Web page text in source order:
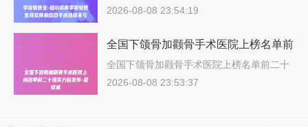
李…
2026-08-08 23:54:19
全国下颌骨加颧骨手术医院上榜名单前
二十强实力贴发布-是
全国下颌骨加颧骨手术医院上榜名单前二十
强…
2026-08-08 23:53:37